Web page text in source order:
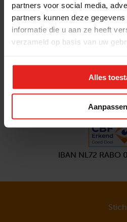
partners voor social media,
partners kunnen deze
informatie die u aan ze heeft
verzameld op basis van uw
Alles
Aanpassen
Volg
Aanmelden
IBAN NL72 RABO